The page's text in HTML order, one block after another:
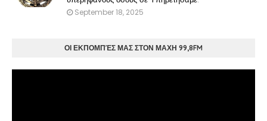
September 18, 2025
ΟΙ ΕΚΠΟΜΠΈΣ ΜΑΣ ΣΤΟΝ ΜΑΧΗ 99,8FM